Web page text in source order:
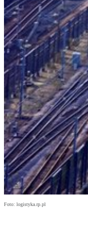
Foto: logistyka.rp.pl